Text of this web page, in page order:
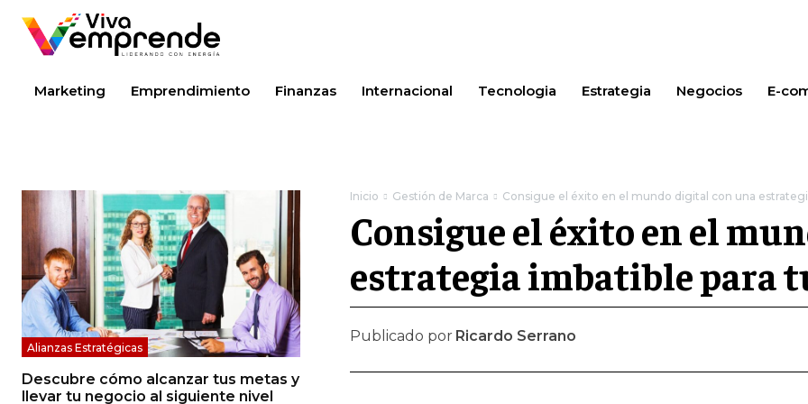
Marketing Emprendimiento Finanzas Internacional Tecnologia Estrategia Negocios E-
Alianzas Estratégicas
Descubre cómo alcanzar tus metas y
llevar tu negocio al siguiente nivel
Inicio Gestión de Marca Consigue el éxito en el mundo digital con una
Consigue el éxito en el
estrategia imbatible para
Publicado por Ricardo Serrano